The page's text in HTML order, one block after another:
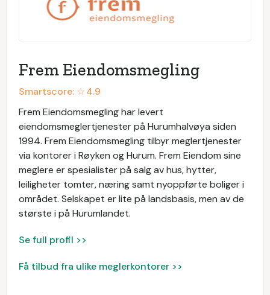
Frem Eiendomsmegling
Smartscore: ☆4.9
Frem Eiendomsmegling har levert
eiendomsmeglertjenester på Hurumhalvøya siden
1994. Frem Eiendomsmegling tilbyr meglertjenester
via kontorer i Røyken og Hurum. Frem Eiendom sine
meglere er spesialister på salg av hus, hytter,
leiligheter tomter, næring samt nyoppførte boliger i
området. Selskapet er lite på landsbasis, men av de
største i på Hurumlandet.
Se full profil >>
Få tilbud fra ulike meglerkontorer >>